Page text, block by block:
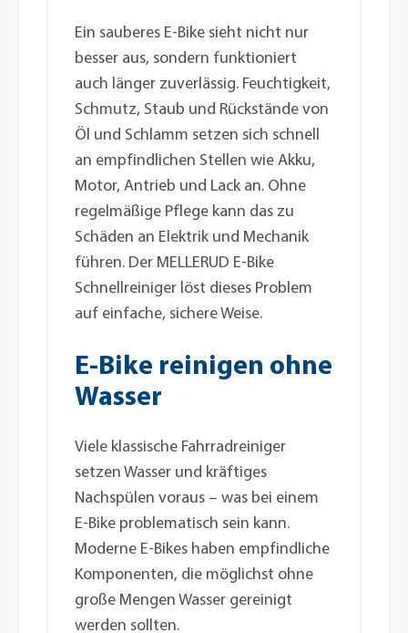
Ein sauberes E-Bike sieht nicht nur
besser aus, sondern funktioniert
auch länger zuverlässig. Feuchtigkeit,
Schmutz, Staub und Rückstände von
Öl und Schlamm setzen sich schnell
an empfindlichen Stellen wie Akku,
Motor, Antrieb und Lack an. Ohne
regelmäßige Pflege kann das zu
Schäden an Elektrik und Mechanik
führen. Der MELLERUD E-Bike
Schnellreiniger löst dieses Problem
auf einfache, sichere Weise.
E-Bike reinigen ohne
Wasser
Viele klassische Fahrradreiniger
setzen Wasser und kräftiges
Nachspülen voraus – was bei einem
E-Bike problematisch sein kann.
Moderne E-Bikes haben empfindliche
Komponenten, die möglichst ohne
große Mengen Wasser gereinigt
werden sollten.